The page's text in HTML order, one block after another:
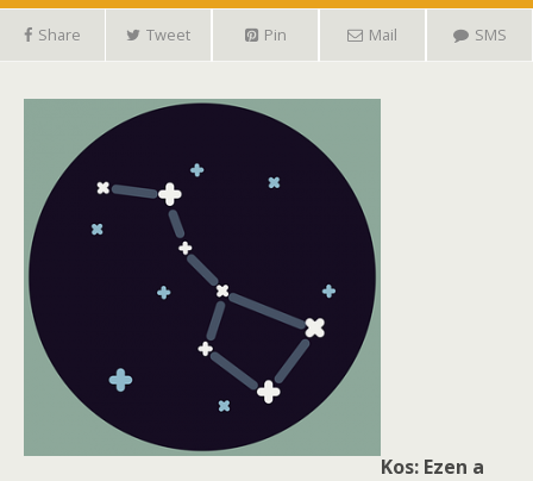
Share Tweet Pin Mail SMS
Kos: Ezen a